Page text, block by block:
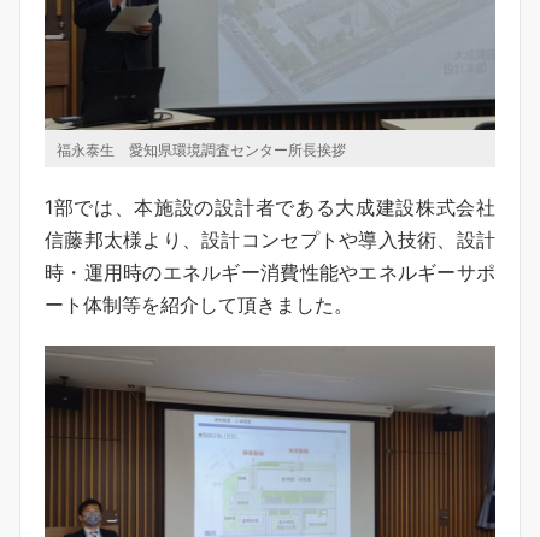
福永泰生 愛知県環境調査センター所長挨拶
1部では、本施設の設計者である大成建設株式会社
信藤邦太様より、設計コンセプトや導入技術、設計
時・運用時のエネルギー消費性能やエネルギーサポ
ート体制等を紹介して頂きました。